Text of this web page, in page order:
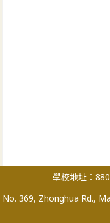
學校地址：
No. 369, Zhonghua Rd.,